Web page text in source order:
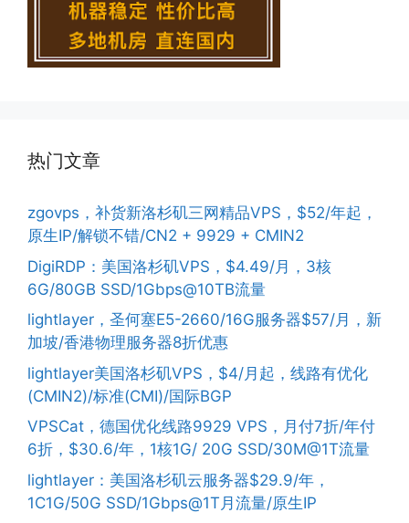
热门文章
zgovps，补货新洛杉矶三网精品VPS，$52/年起，
原生IP/解锁不错/CN2 + 9929 + CMIN2
DigiRDP：美国洛杉矶VPS，$4.49/月，3核
6G/80GB SSD/1Gbps@10TB流量
lightlayer，圣何塞E5-2660/16G服务器$57/月，新
加坡/香港物理服务器8折优惠
lightlayer美国洛杉矶VPS，$4/月起，线路有优化
(CMIN2)/标准(CMI)/国际BGP
VPSCat，德国优化线路9929 VPS，月付7折/年付
6折，$30.6/年，1核1G/ 20G SSD/30M@1T流量
lightlayer：美国洛杉矶云服务器$29.9/年，
1C1G/50G SSD/1Gbps@1T月流量/原生IP